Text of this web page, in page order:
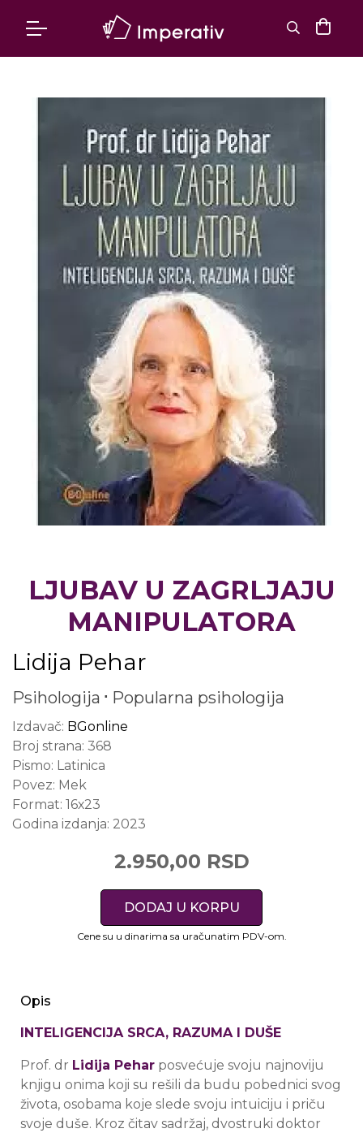
LJUBAV U ZAGRLJAJU
MANIPULATORA
Lidija Pehar
Psihologija Popularna psihologija
Izdavač: BGonline
Broj strana: 368
Pismo: Latinica
Povez: Mek
Format: 16х23
Godina izdanja: 2023
2.950,00 RSD
DODAJ U KORPU
Cene su u dinarima sa uračunatim PDV-om.
Opis
INTELIGENCIJA SRCA, RAZUMA I DUŠE
Prof. dr Lidija Pehar posvećuje svoju najnoviju
knjigu onima koji su rešili da budu pobednici svog
života, osobama koje slede svoju intuiciju i priču
svoje duše. Kroz čitav sadržaj, dvostruki doktor